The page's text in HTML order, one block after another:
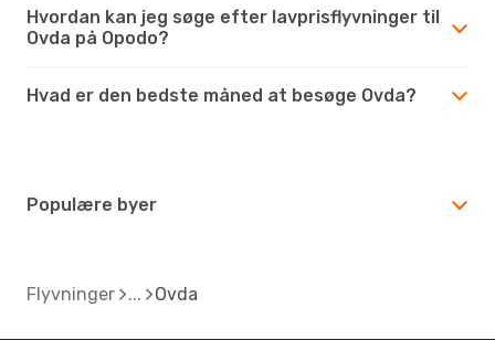
Hvordan kan jeg søge efter lavprisflyvninger til
Ovda på Opodo?
Hvad er den bedste måned at besøge Ovda?
Populære byer
Flyvninger Ovda